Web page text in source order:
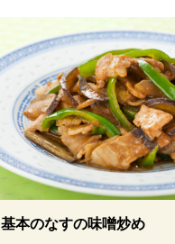
基本のなすの味噌炒め